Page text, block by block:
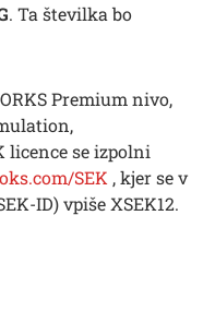
. Ta številka bo
Premium nivo,
licence se izpolni
SEK , kjer se v
ID) vpiše XSEK12.